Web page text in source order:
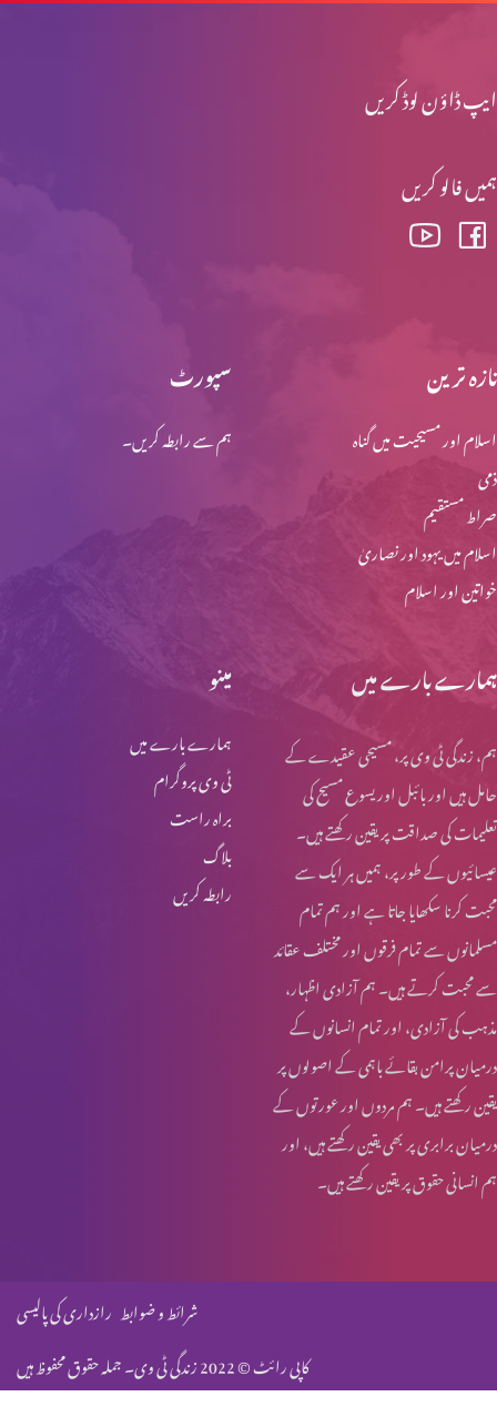
نوح اور تباہی پارٹ 1
بند دروازوں کے پیچھے پارٹ 3
بند دروازوں کے پیچھے پارٹ 2
بند دروازوں کے پیچھے پارٹ 1
وعدہ (حصہ 2)
وعدہ پارٹ 1
ایپ ڈاؤن لوڈ کریں
ہمیں فالو کریں
سپورٹ
ہم سے رابطہ کریں۔
تازہ ترین
اسلام اور مسیحیت میں گناہ
ذمی
صراط مستقیم
اسلام میں یہود اور نصاریٰ
خواتین اور اسلام
مینو
ہمارے بارے میں
ٹی وی پروگرام
براہ راست
بلاگ
رابطہ کریں
ہمارے بارے میں
ہم، زندگی ٹی وی پر، مسیحی عقیدے کے
حامل ہیں اور بائبل اور یسوع مسیح کی
تعلیمات کی صداقت پر یقین رکھتے ہیں۔
عیسائیوں کے طور پر، ہمیں ہر ایک سے
محبت کرنا سکھایا جاتا ہے اور ہم تمام
مسلمانوں سے تمام فرقوں اور مختلف عقائد
سے محبت کرتے ہیں۔ ہم آزادی اظہار،
مذہب کی آزادی، اور تمام انسانوں کے
درمیان پرامن بقائے باہمی کے اصولوں پر
یقین رکھتے ہیں۔ ہم مردوں اور عورتوں کے
درمیان برابری پر بھی یقین رکھتے ہیں، اور
ہم انسانی حقوق پر یقین رکھتے ہیں۔
کاپی رائٹ © 2022 زندگی ٹی وی۔ جملہ حقوق محفوظ ہیں
شرائط و ضوابط رازداری کی پالیسی